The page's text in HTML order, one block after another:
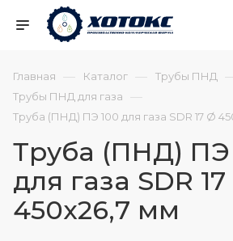
Главная — Каталог — Трубы ПНД
Трубы ПНД для газа —
Труба (ПНД) ПЭ 100 для газа SDR 17 Ø
Труба (ПНД) ПЭ
для газа SDR
450х26,7 мм